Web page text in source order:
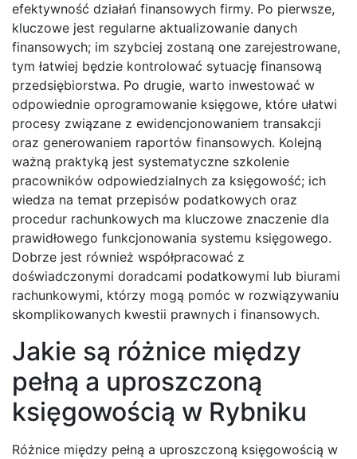
efektywność działań finansowych firmy. Po pierwsze,
kluczowe jest regularne aktualizowanie danych
finansowych; im szybciej zostaną one zarejestrowane,
tym łatwiej będzie kontrolować sytuację finansową
przedsiębiorstwa. Po drugie, warto inwestować w
odpowiednie oprogramowanie księgowe, które ułatwi
procesy związane z ewidencjonowaniem transakcji
oraz generowaniem raportów finansowych. Kolejną
ważną praktyką jest systematyczne szkolenie
pracowników odpowiedzialnych za księgowość; ich
wiedza na temat przepisów podatkowych oraz
procedur rachunkowych ma kluczowe znaczenie dla
prawidłowego funkcjonowania systemu księgowego.
Dobrze jest również współpracować z
doświadczonymi doradcami podatkowymi lub biurami
rachunkowymi, którzy mogą pomóc w rozwiązywaniu
skomplikowanych kwestii prawnych i finansowych.
Jakie są różnice między
pełną a uproszczoną
księgowością w Rybniku
Różnice między pełną a uproszczoną księgowością w